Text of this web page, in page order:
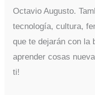
Octavio Augusto.
tecnología, cultura,
que te dejarán con la
aprender cosas
ti!